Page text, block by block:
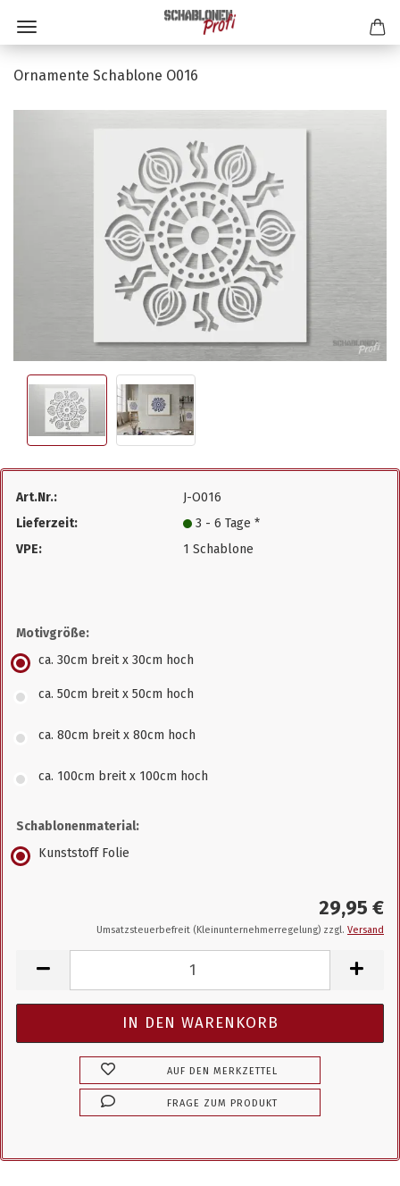
Ornamente Schablone O016
Art.Nr.:
J-O016
Lieferzeit:
3 - 6 Tage *
VPE:
1 Schablone
Motivgröße:
ca. 30cm breit x 30cm hoch
ca. 50cm breit x 50cm hoch
ca. 80cm breit x 80cm hoch
ca. 100cm breit x 100cm hoch
Schablonenmaterial:
Kunststoff Folie
29,95 €
Umsatzsteuerbefreit (Kleinunternehmerregelung) zzgl. Versand
AUF DEN MERKZETTEL
FRAGE ZUM PRODUKT